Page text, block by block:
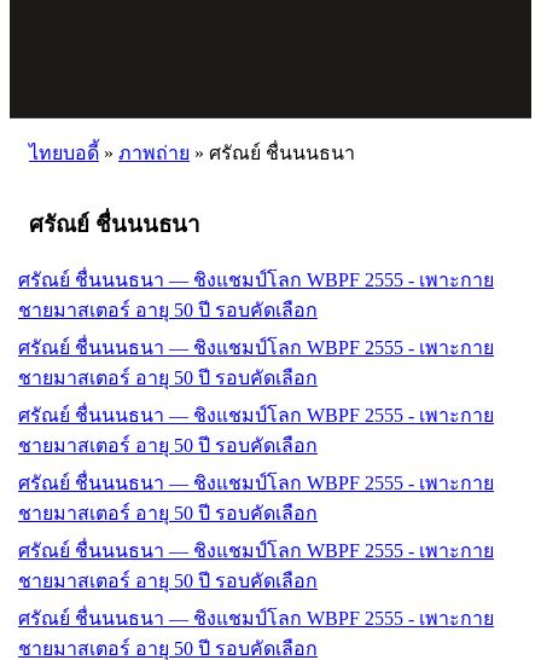
ไทยบอดี้ » ภาพถ่าย » ศรัณย์ ชื่นนนธนา
ศรัณย์ ชื่นนนธนา
ศรัณย์ ชื่นนนธนา — ชิงแชมป์โลก WBPF 2555 - เพาะกาย
ชายมาสเตอร์ อายุ 50 ปี รอบคัดเลือก
ศรัณย์ ชื่นนนธนา — ชิงแชมป์โลก WBPF 2555 - เพาะกาย
ชายมาสเตอร์ อายุ 50 ปี รอบคัดเลือก
ศรัณย์ ชื่นนนธนา — ชิงแชมป์โลก WBPF 2555 - เพาะกาย
ชายมาสเตอร์ อายุ 50 ปี รอบคัดเลือก
ศรัณย์ ชื่นนนธนา — ชิงแชมป์โลก WBPF 2555 - เพาะกาย
ชายมาสเตอร์ อายุ 50 ปี รอบคัดเลือก
ศรัณย์ ชื่นนนธนา — ชิงแชมป์โลก WBPF 2555 - เพาะกาย
ชายมาสเตอร์ อายุ 50 ปี รอบคัดเลือก
ศรัณย์ ชื่นนนธนา — ชิงแชมป์โลก WBPF 2555 - เพาะกาย
ชายมาสเตอร์ อายุ 50 ปี รอบคัดเลือก